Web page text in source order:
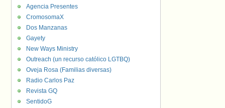
Agencia Presentes
CromosomaX
Dos Manzanas
Gayety
New Ways Ministry
Outreach (un recurso católico LGTBQ)
Oveja Rosa (Familias diversas)
Radio Carlos Paz
Revista GQ
SentidoG